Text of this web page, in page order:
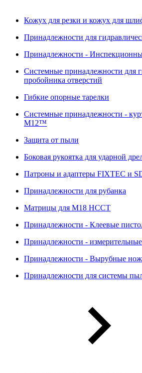
Кожух для резки и кожух для
Принадлежности для
Принадлежности -
Системные принадлежности для
пробойника отверстий
Гибкие опорные тарелки
Системные принадлежности -
M12™
Защита от пыли
Боковая рукоятка для ударной
Патроны и адаптеры FIXTEC и
Принадлежности для рубанка
Матрицы для M18 HCCT
Принадлежности - Клеевые
Принадлежности -
Принадлежности - Вырубные
Принадлежности для системы